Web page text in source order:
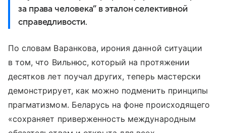
за права человека” в эталон селективной
справедливости.
По словам Варанкова, ирония данной ситуации
в том, что Вильнюс, который на протяжении
десятков лет поучал других, теперь мастерски
демонстрирует, как можно подменить принципы
прагматизмом. Беларусь на фоне происходящего
«сохраняет приверженность международным